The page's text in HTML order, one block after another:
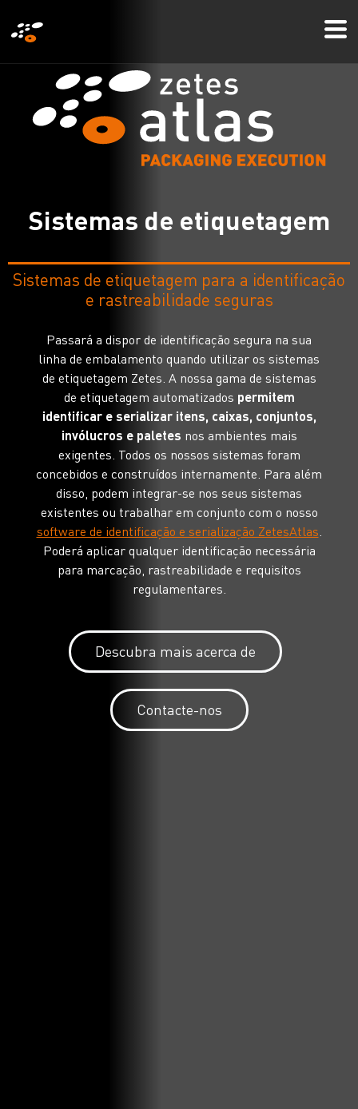
para
o
conteúdo
principal
Sistemas de etiquetagem
Sistemas de etiquetagem para a identificação
e rastreabilidade seguras
Passará a dispor de identificação segura na sua
linha de embalamento quando utilizar os sistemas
de etiquetagem Zetes. A nossa gama de sistemas
de etiquetagem automatizados permitem
identificar e serializar itens, caixas, conjuntos,
invólucros e paletes nos ambientes mais
exigentes. Todos os nossos sistemas foram
concebidos e construídos internamente. Para além
disso, podem integrar-se nos seus sistemas
existentes ou trabalhar em conjunto com o nosso
software de identificação e serialização ZetesAtlas.
Poderá aplicar qualquer identificação necessária
para marcação, rastreabilidade e requisitos
regulamentares.
Descubra mais acerca de
Contacte-nos